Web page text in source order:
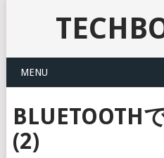
MENU
BLUETOOTH
(2)